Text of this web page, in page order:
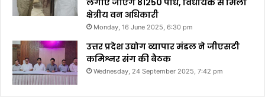
लगाए जाएंगे 81250 पौधे, विधायक से मिलीं
क्षेत्रीय वन अधिकारी
Monday, 16 June 2025, 6:30 pm
उत्तर प्रदेश उद्योग व्यापार मंडल ने जीएसटी
कमिश्नर संग की बैठक
Wednesday, 24 September 2025, 7:42 pm